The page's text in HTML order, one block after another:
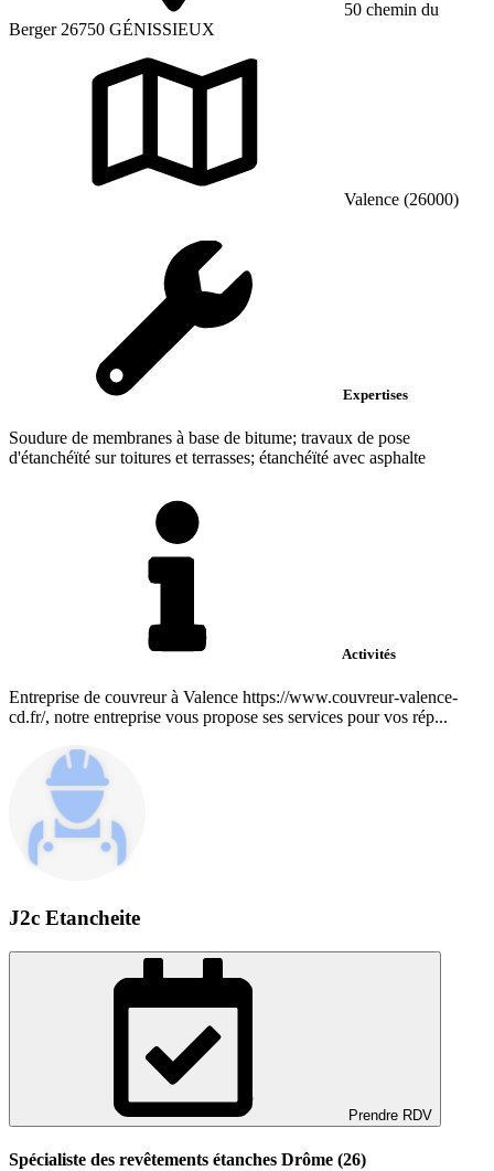
50 chemin du
Berger 26750 GÉNISSIEUX
Valence (26000)
Expertises
Soudure de membranes à base de bitume; travaux de pose
d'étanchéïté sur toitures et terrasses; étanchéïté avec asphalte
Activités
Entreprise de couvreur à Valence https://www.couvreur-valence-
cd.fr/, notre entreprise vous propose ses services pour vos rép...
J2c Etancheite
Prendre RDV
Spécialiste des revêtements étanches Drôme (26)